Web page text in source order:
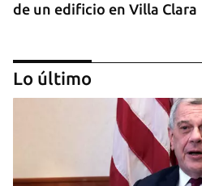
de un edificio en Villa Clara
Lo último